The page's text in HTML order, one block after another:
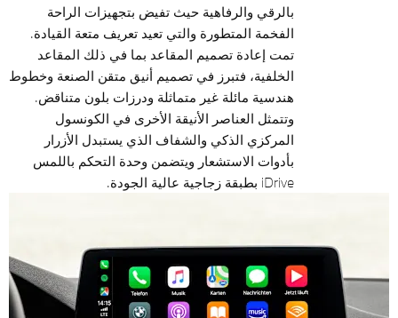
بالرقي والرفاهية حيث تفيض بتجهيزات الراحة
الفخمة المتطورة والتي تعيد تعريف متعة القيادة.
تمت إعادة تصميم المقاعد بما في ذلك المقاعد
الخلفية، فتبرز في تصميم أنيق متقن الصنعة وخطوط
هندسية مائلة غير متماثلة ودرزات بلون متناقض.
وتتمثل العناصر الأنيقة الأخرى في الكونسول
المركزي الذكي والشفاف الذي يستبدل الأزرار
بأدوات الاستشعار ويتضمن وحدة التحكم باللمس
iDrive بطبقة زجاجية عالية الجودة.